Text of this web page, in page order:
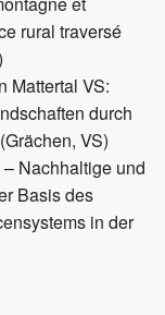
rural traversé
Mattertal VS:
durch
VS)
Nachhaltige und
Basis des
in der